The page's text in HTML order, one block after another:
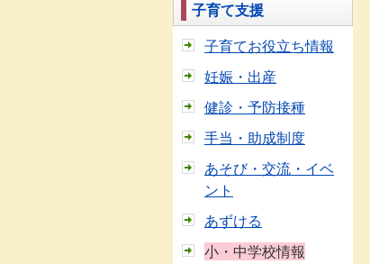
子育て支援
子育てお役立ち情報
妊娠・出産
健診・予防接種
手当・助成制度
あそび・交流・イベ
ント
あずける
小・中学校情報